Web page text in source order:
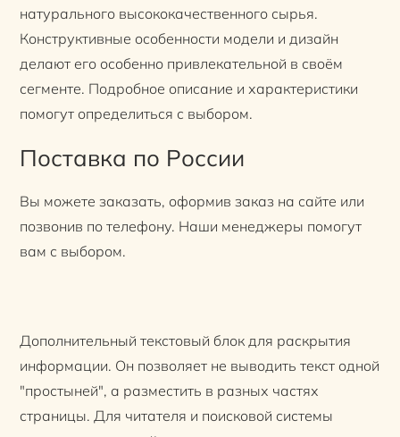
натурального высококачественного сырья.
Конструктивные особенности модели и дизайн
делают его особенно привлекательной в своём
сегменте. Подробное описание и характеристики
помогут определиться с выбором.
Поставка по России
Вы можете заказать, оформив заказ на сайте или
позвонив по телефону. Наши менеджеры помогут
вам с выбором.
Дополнительный текстовый блок для раскрытия
информации. Он позволяет не выводить текст одной
"простыней", а разместить в разных частях
страницы. Для читателя и поисковой системы